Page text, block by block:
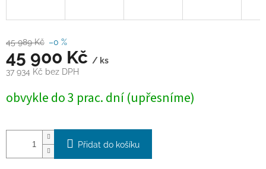
45 989 Kč –0 %
45 900 Kč / ks
37 934 Kč bez DPH
cena:
obvykle do 3 prac. dní (upřesníme)
Přidat do košíku